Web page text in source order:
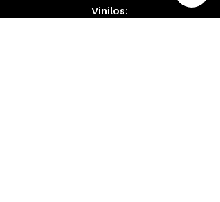
Vinilos: